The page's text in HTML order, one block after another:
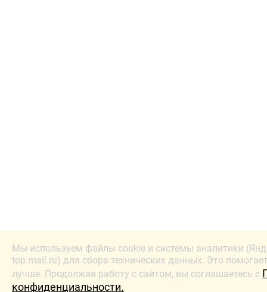
Мы используем файлы cookie и системы аналитики
top.mail.ru) для сбора технических данных. Это
лучше. Продолжая работу с сайтом, вы соглашаетесь с
конфиденциальности.